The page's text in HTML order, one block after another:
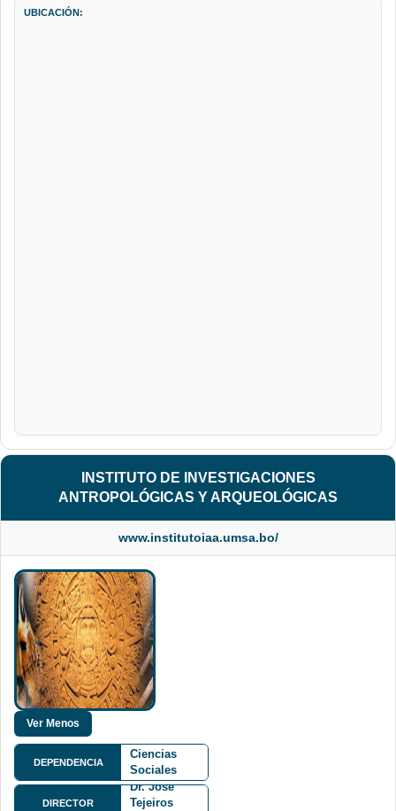
UBICACIÓN:
INSTITUTO DE INVESTIGACIONES
ANTROPOLÓGICAS Y ARQUEOLÓGICAS
www.institutoiaa.umsa.bo/
DEPENDENCIA
Ciencias
Sociales
FCS
DIRECTOR
Dr. José
Tejeiros